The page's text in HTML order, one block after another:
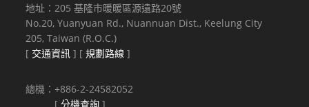
地址：205 基隆市暖暖區源遠路20號
No.20, Yuanyuan Rd., Nuannuan Dist., Keelung City
205, Taiwan (R.O.C.)
[ 交通資訊 ] [規劃路線 ]
總機：+886-2-24582052
[分機查詢 ]